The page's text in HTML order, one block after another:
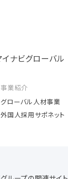
ナビグローバル
事業紹介
グローバル人材事業
外国人採用サポネット